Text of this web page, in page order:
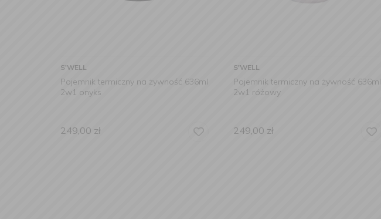
S'WELL
Pojemnik termiczny na żywność 636ml
2w1 onyks
249,00 zł
S'WELL
Pojemnik termiczny na żywność 636ml
2w1 różowy
249,00 zł